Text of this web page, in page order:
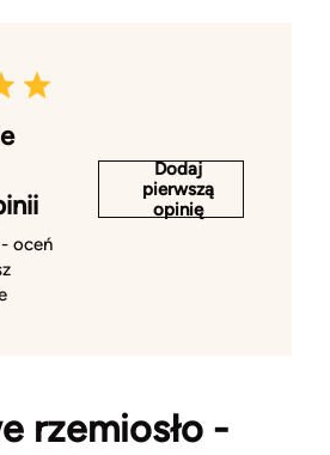
oceń
Dodaj
pierwszą
opinię
rzemiosło -